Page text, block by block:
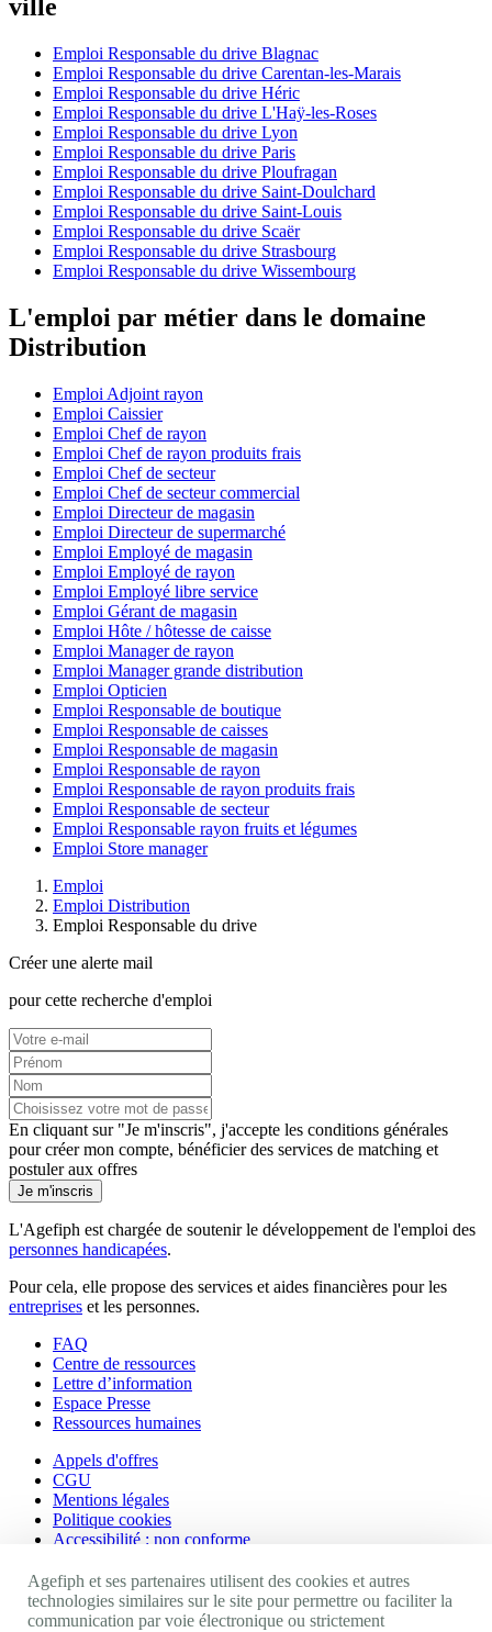
ville
Emploi Responsable du drive Blagnac
Emploi Responsable du drive Carentan-les-Marais
Emploi Responsable du drive Héric
Emploi Responsable du drive L'Haÿ-les-Roses
Emploi Responsable du drive Lyon
Emploi Responsable du drive Paris
Emploi Responsable du drive Ploufragan
Emploi Responsable du drive Saint-Doulchard
Emploi Responsable du drive Saint-Louis
Emploi Responsable du drive Scaër
Emploi Responsable du drive Strasbourg
Emploi Responsable du drive Wissembourg
L'emploi par métier dans le domaine
Distribution
Emploi Adjoint rayon
Emploi Caissier
Emploi Chef de rayon
Emploi Chef de rayon produits frais
Emploi Chef de secteur
Emploi Chef de secteur commercial
Emploi Directeur de magasin
Emploi Directeur de supermarché
Emploi Employé de magasin
Emploi Employé de rayon
Emploi Employé libre service
Emploi Gérant de magasin
Emploi Hôte / hôtesse de caisse
Emploi Manager de rayon
Emploi Manager grande distribution
Emploi Opticien
Emploi Responsable de boutique
Emploi Responsable de caisses
Emploi Responsable de magasin
Emploi Responsable de rayon
Emploi Responsable de rayon produits frais
Emploi Responsable de secteur
Emploi Responsable rayon fruits et légumes
Emploi Store manager
Emploi
Emploi Distribution
Emploi Responsable du drive
Créer une alerte mail
pour cette recherche d'emploi
En cliquant sur "Je m'inscris", j'accepte les conditions générales
pour créer mon compte, bénéficier des services de matching et
postuler aux offres
Je m'inscris
L'Agefiph est chargée de soutenir le développement de l'emploi des
personnes handicapées.
Pour cela, elle propose des services et aides financières pour les
entreprises et les personnes.
FAQ
Centre de ressources
Lettre d’information
Espace Presse
Ressources humaines
Appels d'offres
CGU
Mentions légales
Politique cookies
Accessibilité : non conforme
Nos autres sites
Agefiph et ses partenaires utilisent des cookies et autres
technologies similaires sur le site pour permettre ou faciliter la
communication par voie électronique ou strictement